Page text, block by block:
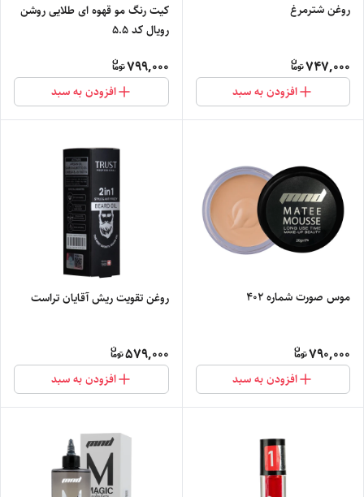
روغن شترمرغ
747,000
افزودن به سبد
کیت رنگ مو قهوه ای طلایی روشن
رویال کد 5.5
799,000
افزودن به سبد
موس صورت شماره 402
790,000
افزودن به سبد
روغن تقویت ریش آقایان تراست
579,000
افزودن به سبد